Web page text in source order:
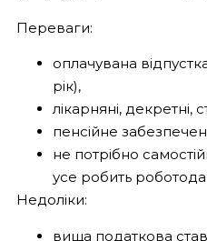
Переваги:
оплачувана
рік),
лікарняні, декретні,
пенсійне
не потрібно
усе робить
Недоліки:
вища податкова